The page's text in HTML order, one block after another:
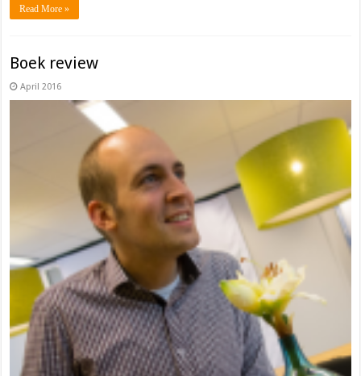
Read More »
Boek review
April 2016